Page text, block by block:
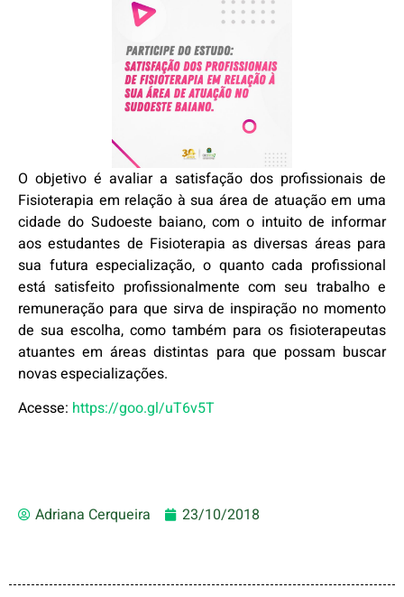
O objetivo é avaliar a satisfação dos profissionais de
Fisioterapia em relação à sua área de atuação em uma
cidade do Sudoeste baiano, com o intuito de informar
aos estudantes de Fisioterapia as diversas áreas para
sua futura especialização, o quanto cada profissional
está satisfeito profissionalmente com seu trabalho e
remuneração para que sirva de inspiração no momento
de sua escolha, como também para os fisioterapeutas
atuantes em áreas distintas para que possam buscar
novas especializações.
Acesse: https://goo.gl/uT6v5T
Adriana Cerqueira 23/10/2018